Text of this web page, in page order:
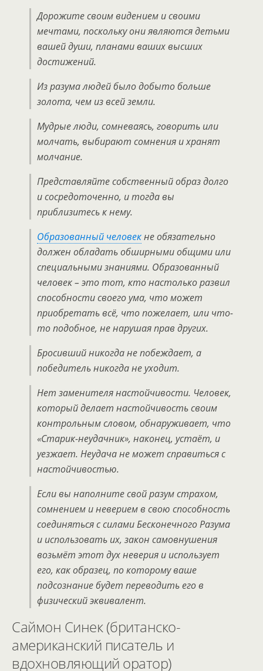
Дорожите своим видением и своими
мечтами, поскольку они являются детьми
вашей души, планами ваших высших
достижений.
Из разума людей было добыто больше
золота, чем из всей земли.
Мудрые люди, сомневаясь, говорить или
молчать, выбирают сомнения и хранят
молчание.
Представляйте собственный образ долго
и сосредоточенно, и тогда вы
приблизитесь к нему.
Образованный человекне обязательно
должен обладать обширными общими или
специальными знаниями. Образованный
человек – это тот, кто настолько развил
способности своего ума, что может
приобретать всё, что пожелает, или что-
то подобное, не нарушая прав других.
Бросивший никогда не побеждает, а
победитель никогда не уходит.
Нет заменителя настойчивости. Человек,
который делает настойчивость своим
контрольным словом, обнаруживает, что
«Старик-неудачник», наконец, устаёт, и
уезжает. Неудача не может справиться с
настойчивостью.
Если вы наполните свой разум страхом,
сомнением и неверием в свою способность
соединяться с силами Бесконечного Разума
и использовать их, закон самовнушения
возьмёт этот дух неверия и использует
его, как образец, по которому ваше
подсознание будет переводить его в
физический эквивалент.
Саймон Синек (британско-
американский писатель и
вдохновляющий оратор)